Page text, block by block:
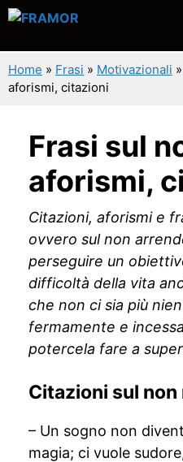
Vai
contenuto
Home » Frasi » Motivazionali »
aforismi, citazioni
Frasi sul
aforismi,
Citazioni, aforismi e
ovvero sul non
perseguire un
difficoltà della vita
che non ci sia più
fermamente e
potercela fare a
Citazioni sul non
– Un sogno non
magia; ci vuole